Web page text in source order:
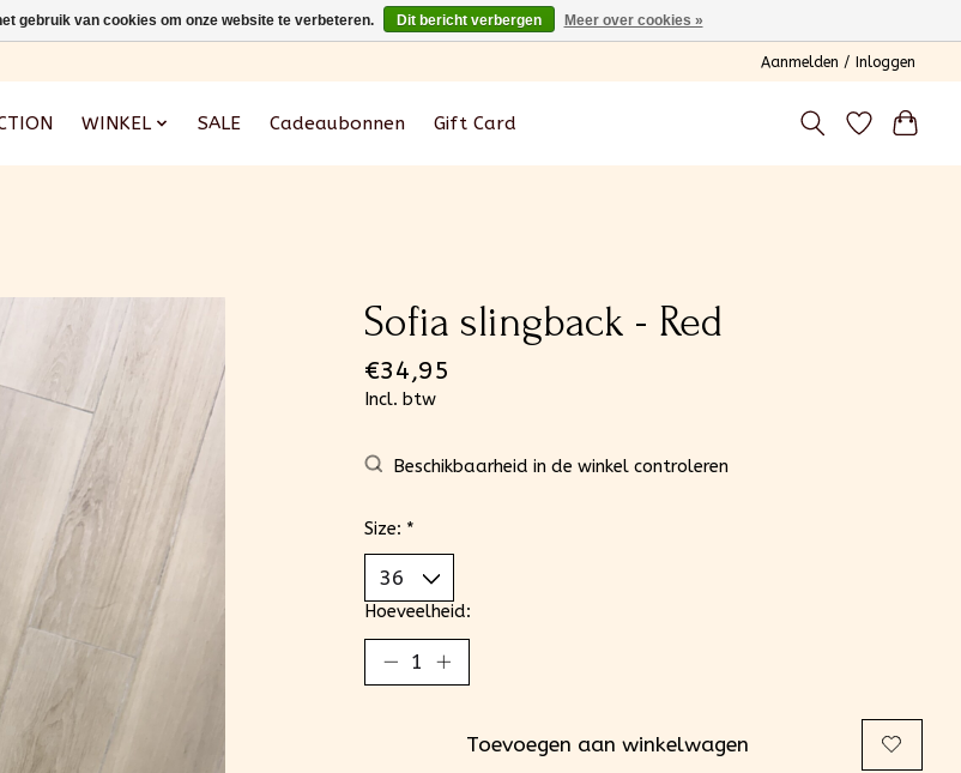
Aanmelden / Inloggen
WINKEL SALE Cadeaubonnen Gift Card
Sofia slingback - Red
€34,95
Incl. btw
Beschikbaarheid in de winkel controleren
Size: *
Hoeveelheid:
Toevoegen aan winkelwagen
gebruik van cookies om onze website te verbeteren. Dit bericht verbergen Meer over cookies »